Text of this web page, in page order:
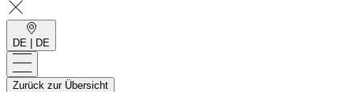
DE DE
Zurück zur Übersicht